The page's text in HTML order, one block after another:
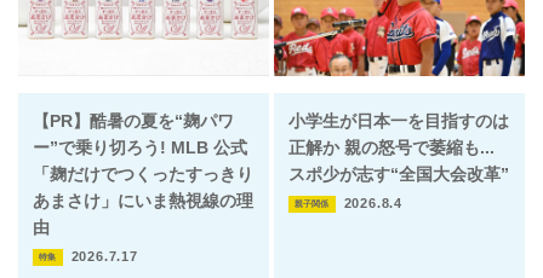
【PR】酷暑の夏を“麹パワ
ー”で乗り切ろう! MLB 公式
「麹だけでつくったすっきり
あまさけ」にいま熱視線の理
由
特集 2026.7.17
小学生が日本一を目指すのは
正解か 親の怒号で萎縮も...
スポ少が志す“全国大会改革”
親子関係 2026.8.4